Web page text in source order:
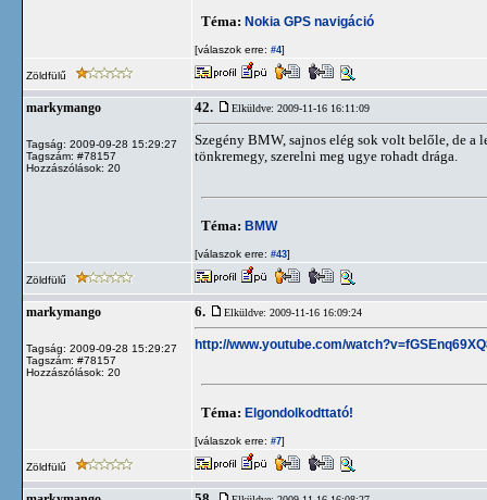
Téma: Nokia GPS navigáció
[válaszok erre: #4]
Zöldfülű
markymango
Tagság: 2009-09-28 15:29:27
Tagszám: #78157
Hozzászólások: 20
42. Elküldve: 2009-11-16 16:11:09
Szegény BMW, sajnos elég sok volt belőle, de
tönkremegy, szerelni meg ugye rohadt drága.
Téma: BMW
[válaszok erre: #43]
Zöldfülű
markymango
Tagság: 2009-09-28 15:29:27
Tagszám: #78157
Hozzászólások: 20
6. Elküldve: 2009-11-16 16:09:24
http://www.youtube.com/
Téma: Elgondolkodttató!
[válaszok erre: #7]
Zöldfülű